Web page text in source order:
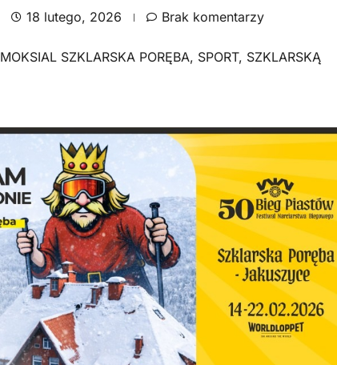
18 lutego, 2026 Brak komentarzy
MOKSIAL SZKLARSKA PORĘBA, SPORT, SZKLARSKĄ